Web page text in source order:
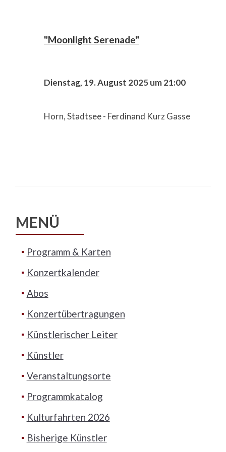
"Moonlight Serenade"
Dienstag, 19. August 2025 um 21:00
Horn, Stadtsee - Ferdinand Kurz Gasse
MENÜ
Programm & Karten
Konzertkalender
Abos
Konzertübertragungen
Künstlerischer Leiter
Künstler
Veranstaltungsorte
Programmkatalog
Kulturfahrten 2026
Bisherige Künstler